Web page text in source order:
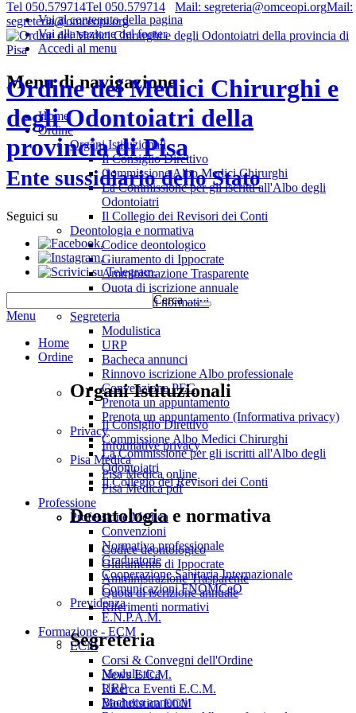
Vai al contenuto della pagina
Vai alla sezione del footer
Accedi al menu
Tel 050.579714Tel 050.579714 Mail: segreteria@omceopi.orgMail:
segreteria@omceopi.org
Ordine dei Medici Chirurghi e
degli Odontoiatri della
provincia di Pisa
Ente sussidiario dello Stato
Seguici su
.
.
.
Cerca …
Menu
Home
Ordine
Organi Istituzionali
Il Consiglio Direttivo
Commissione Albo Medici Chirurghi
La Commissione per gli iscritti all'Albo degli
Odontoiatri
Il Collegio dei Revisori dei Conti
Deontologia e normativa
Codice deontologico
Giuramento di Ippocrate
Amministrazione Trasparente
Quota di iscrizione annuale
Riferimenti normativi
Segreteria
Modulistica
URP
Bacheca annunci
Menu di navigazione
Home
Ordine
Organi Istituzionali
Il Consiglio Direttivo
Commissione Albo Medici Chirurghi
La Commissione per gli iscritti all'Albo degli
Odontoiatri
Il Collegio dei Revisori dei Conti
Deontologia e normativa
Codice deontologico
Giuramento di Ippocrate
Amministrazione Trasparente
Quota di iscrizione annuale
Riferimenti normativi
Segreteria
Modulistica
URP
Bacheca annunci
Rinnovo iscrizione Albo professionale
Convenzione PEC
Prenota un appuntamento
Prenota un appuntamento (Informativa privacy)
Privacy
Informative privacy
Pisa Medica
Pisa Medica online
Pisa Medica pdf
Professione
Professione Medica
Convenzioni
Normativa professionale
Graduatorie
Cooperazione Sanitaria Internazionale
Comunicazioni FNOMCeO
Previdenza
E.N.P.A.M.
Formazione - ECM
ECM
Corsi & Convegni dell'Ordine
News E.C.M.
Ricerca Eventi E.C.M.
Modulistica ECM